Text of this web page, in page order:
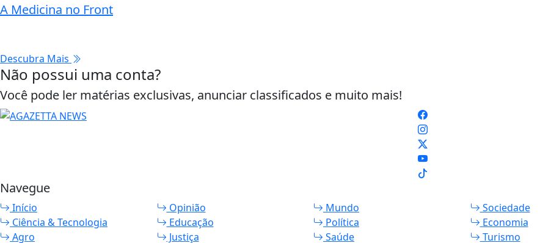
A Medicina no Front
Descubra Mais
Não possui uma conta?
Você pode ler matérias exclusivas, anunciar classificados e muito mais!
Navegue
Início Opinião Mundo
Sociedade
Ciência & Tecnologia
Educação Política
Economia
Agro
Justiça Saúde Turismo